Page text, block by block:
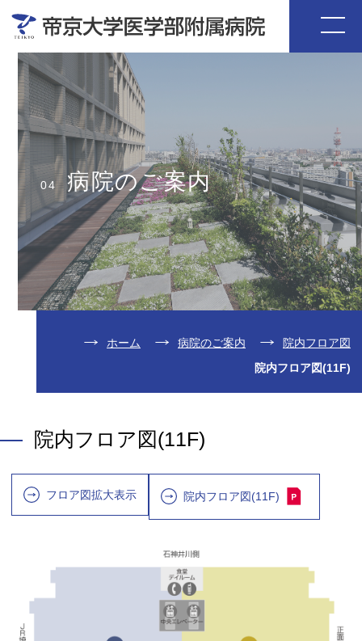
04 病院のご案内
ホーム 病院のご案内
院内フロア図
院内フロア図(11F)
院内フロア図(11F)
フロア図拡大表示 院内フロア図(11F)